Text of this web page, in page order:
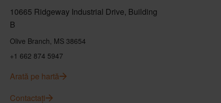
10665 Ridgeway Industrial Drive, Building
B
Olive Branch, MS 38654
+1 662 874 5947
Arată pe hartă
Contactați